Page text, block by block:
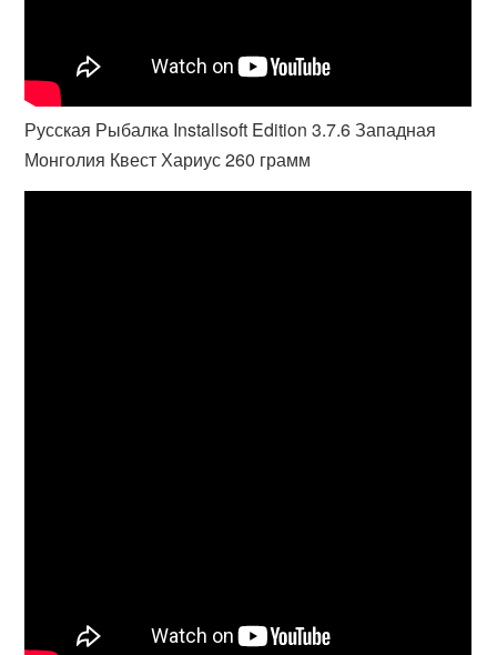
Русская Рыбалка Installsoft Edition 3.7.6 Западная
Монголия Квест Хариус 260 грамм